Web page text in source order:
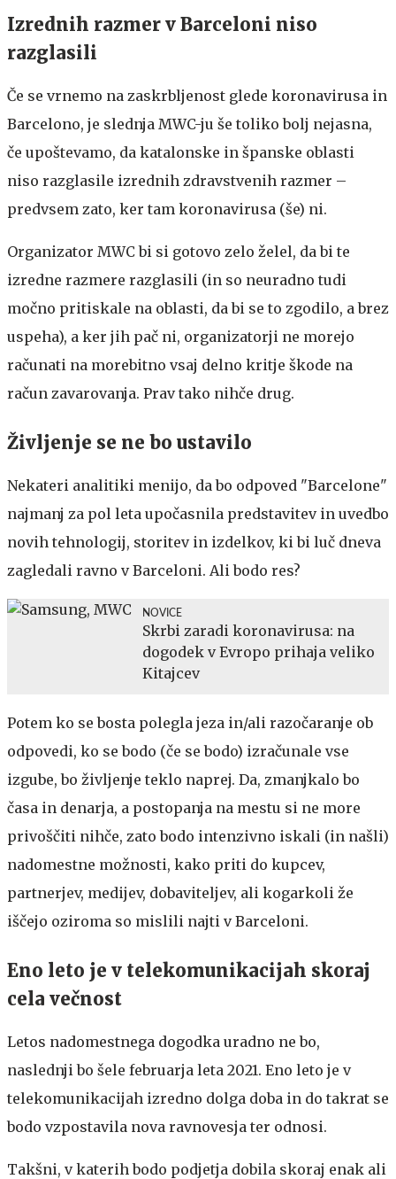
Izrednih razmer v Barceloni niso
razglasili
Če se vrnemo na zaskrbljenost glede koronavirusa in
Barcelono, je slednja MWC-ju še toliko bolj nejasna,
če upoštevamo, da katalonske in španske oblasti
niso razglasile izrednih zdravstvenih razmer –
predvsem zato, ker tam koronavirusa (še) ni.
Organizator MWC bi si gotovo zelo želel, da bi te
izredne razmere razglasili (in so neuradno tudi
močno pritiskale na oblasti, da bi se to zgodilo, a brez
uspeha), a ker jih pač ni, organizatorji ne morejo
računati na morebitno vsaj delno kritje škode na
račun zavarovanja. Prav tako nihče drug.
Življenje se ne bo ustavilo
Nekateri analitiki menijo, da bo odpoved "Barcelone"
najmanj za pol leta upočasnila predstavitev in uvedbo
novih tehnologij, storitev in izdelkov, ki bi luč dneva
zagledali ravno v Barceloni. Ali bodo res?
NOVICE
Skrbi zaradi koronavirusa: na
dogodek v Evropo prihaja veliko
Kitajcev
Potem ko se bosta polegla jeza in/ali razočaranje ob
odpovedi, ko se bodo (če se bodo) izračunale vse
izgube, bo življenje teklo naprej. Da, zmanjkalo bo
časa in denarja, a postopanja na mestu si ne more
privoščiti nihče, zato bodo intenzivno iskali (in našli)
nadomestne možnosti, kako priti do kupcev,
partnerjev, medijev, dobaviteljev, ali kogarkoli že
iščejo oziroma so mislili najti v Barceloni.
Eno leto je v telekomunikacijah skoraj
cela večnost
Letos nadomestnega dogodka uradno ne bo,
naslednji bo šele februarja leta 2021. Eno leto je v
telekomunikacijah izredno dolga doba in do takrat se
bodo vzpostavila nova ravnovesja ter odnosi.
Takšni, v katerih bodo podjetja dobila skoraj enak ali